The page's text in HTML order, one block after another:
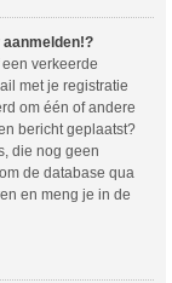
verkeerde
met je registratie
om één of andere
bericht geplaatst?
die nog geen
de database qua
en meng je in de